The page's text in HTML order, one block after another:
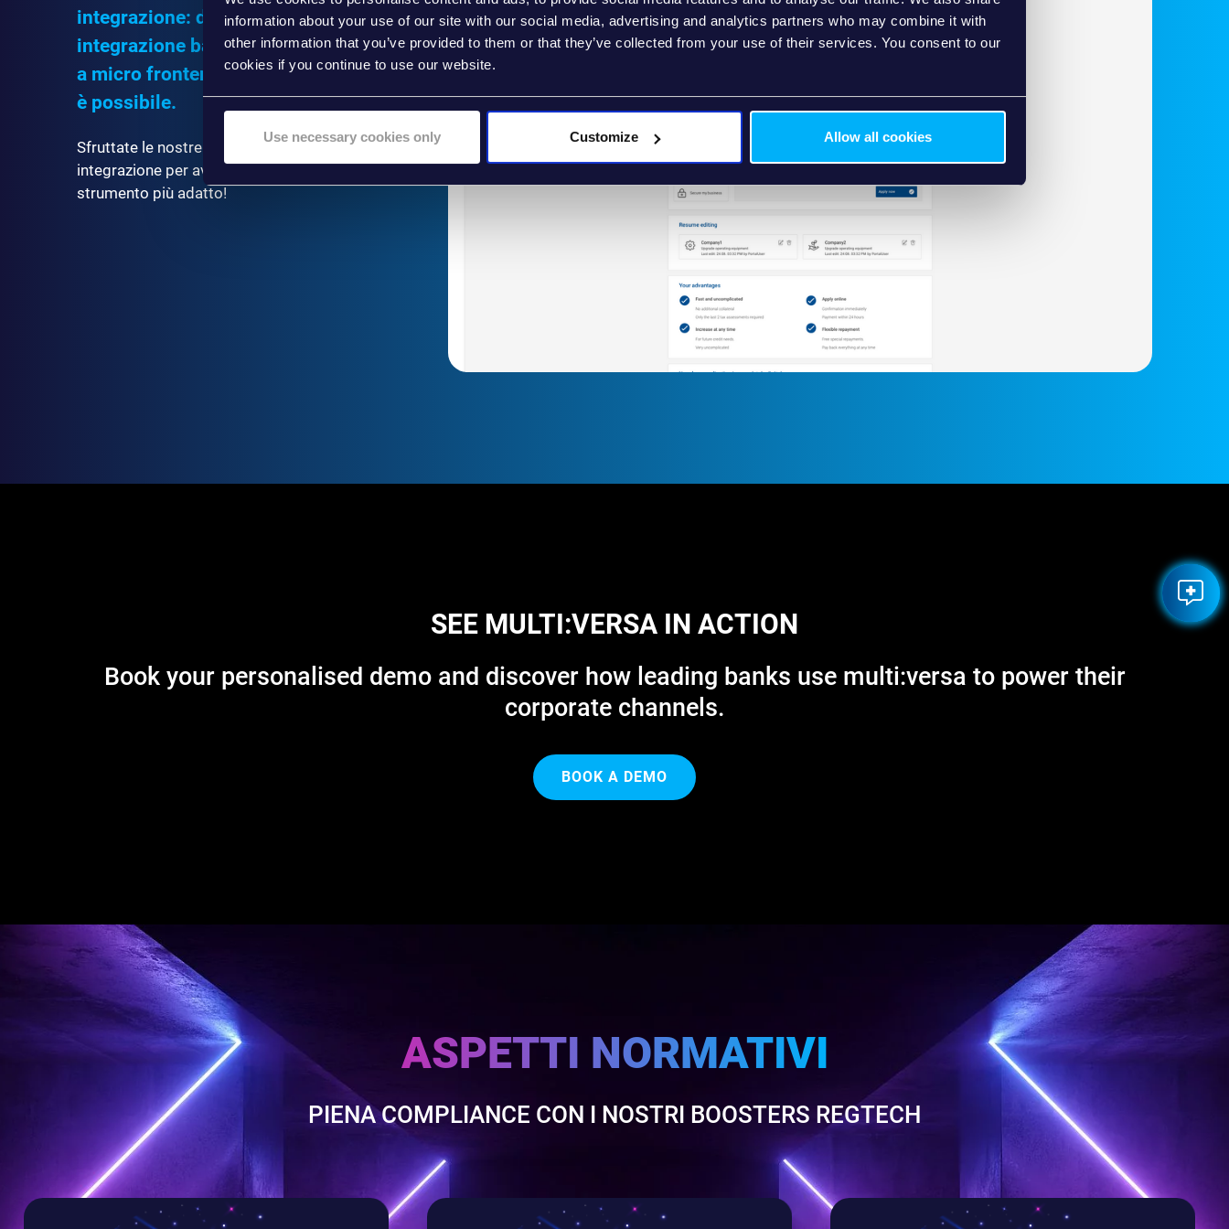
information about your use of our site with our social media, advertising and analytics partners who may combine it with
other information that you’ve provided to them or that they’ve collected from your use of their services. You consent to our
cookies if you continue to use our website.
Use necessary cookies only Customize Allow all cookies
integrazione: da una semplice
integrazione basata su un iFrame fino
a micro frontend più complessi, tutto
è possibile.
Sfruttate le nostre diverse opzioni di
integrazione per avere sempre a disposizione lo
strumento più adatto!
SEE MULTI:VERSA IN ACTION
Book your personalised demo and discover how leading banks use multi:versa to power their
corporate channels.
BOOK A DEMO
ASPETTI NORMATIVI
PIENA COMPLIANCE CON I NOSTRI BOOSTERS REGTECH